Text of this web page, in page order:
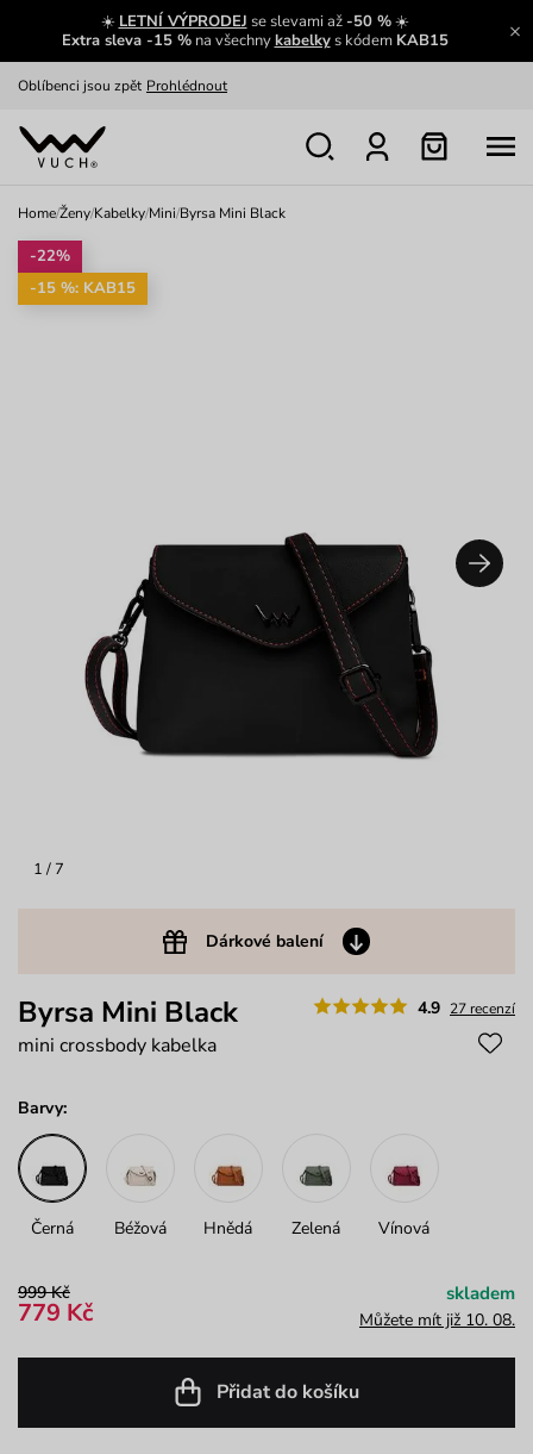
☀️ LETNÍ VÝPRODEJ se slevami až -50 %☀️
Extra sleva -15 %na všechnykabelkys kódem KAB15
Oblíbenci jsou zpět Prohlédnout
Nech se inspirovat Ukázat
Home/Ženy/Kabelky/Mini/Byrsa Mini Black
1 / 7
Dárkové balení
-22%
-15 %: KAB15
4.9 27 recenzí
Byrsa Mini Black
mini crossbody kabelka
Barvy:
Černá Béžová Hnědá Zelená Vínová
999 Kč
779 Kč
skladem
Můžete mít již 10. 08.
Přidat do košíku